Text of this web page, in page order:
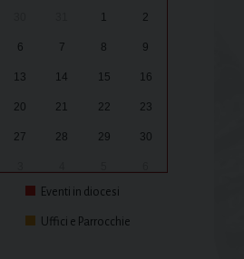
1 2
6 7 8 9
13 14 15 16
20 21 22 23
27 28 29 30
Eventi in diocesi
Uffici e Parrocchie